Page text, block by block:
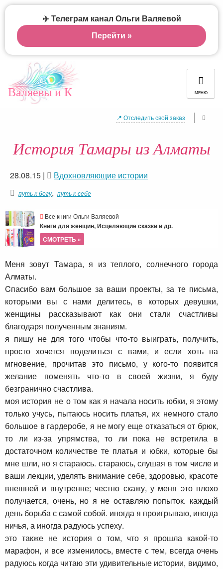
Валяевы и К МЕНЮ
📍 Отследить свой заказ
История Тамары из Алматы
28.08.15 | Вдохновляющие истории
путь к богу, путь к себе
Все книги Ольги Валяевой
Книги для женщин, Исцеляющие сказки и др.
СМОТРЕТЬ »
Меня зовут Тамара, я из теплого, солнечного города
Алматы.
Cпасибо вам большое за ваши проекты, за те письма,
которыми вы с нами делитесь, в которых девушки,
женщины рассказывают как они стали счастливы
благодаря полученным знаниям.
я пишу не для того чтобы что-то выиграть, получить,
просто хочется поделиться с вами, и если хоть на
мгновение, прочитав это письмо, у кого-то появится
желание поменять что-то в своей жизни, я буду
безгранично счастлива.
моя история не о том как я начала носить юбки, я этому
только учусь, пытаюсь носить платья, их немного стало
большое в гардеробе, я не могу еще отказаться от брюк,
то ли из-за упрямства, то ли пока не встретила в
достаточном количестве те платья и юбки, которые бы
мне шли, но я стараюсь. стараюсь, слушая в том числе и
ваши лекции, уделять внимание себе, здоровью, красоте
внешней и внутренне; честно скажу, у меня это плохо
получается, очень, но я не оставляю попыток. каждый
день борьба с самой собой. иногда я проигрываю, иногда
ничья, а иногда радуюсь успеху.
это также не история о том, что я прошла какой-то
марафон, и все изменилось, вместе с тем, всегда очень
радуюсь когда читаю эти удивительные истории, видимо,
✈️ Телеграм канал Ольги Валяевой
Перейти »